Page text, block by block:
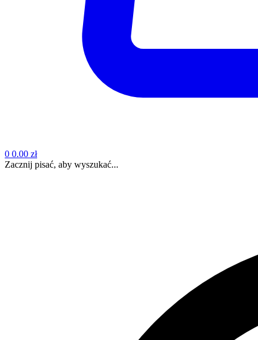
0 0.00 zł
Zacznij pisać, aby wyszukać...